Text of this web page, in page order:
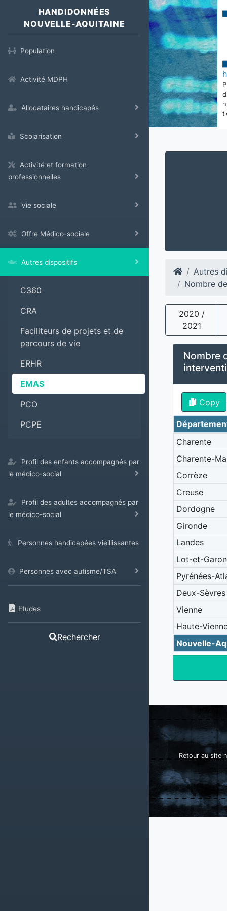
HANDIDONNÉES
NOUVELLE-AQUITAINE
Population
Activité MDPH
Allocataires handicapés
Scolarisation
Activité et formation
professionnelles
Vie sociale
Offre Médico-sociale
Autres dispositifs
C360
CRA
Faciliteurs de projets et de
parcours de vie
ERHR
EMAS
PCO
PCPE
Profil des enfants accompagnés par
le médico-social
Profil des adultes accompagnés par
le médico-social
Personnes handicapées vieillissantes
Personnes avec autisme/TSA
Etudes
Rechercher
Autres
Nombre
2020 /
2021
Nombre
Copy
Charente
Charente-
Corrèze
Creuse
Dordogne
Gironde
Landes
Lot-et-
Pyrénées-
Deux-Sèvres
Vienne
Haute-
Nouvelle-
Retour au site